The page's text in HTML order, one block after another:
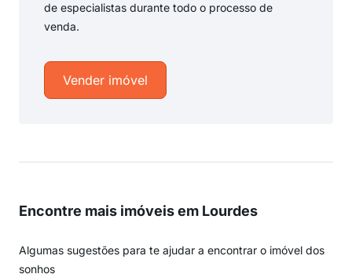
de especialistas durante todo o processo de
venda.
Vender imóvel
Encontre mais imóveis em Lourdes
Algumas sugestões para te ajudar a encontrar o imóvel dos
sonhos